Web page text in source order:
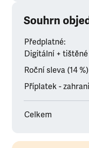
Souhrn
Předplatné:
Digitální + tištěné
Roční sleva (14 %)
Příplatek -
Celkem